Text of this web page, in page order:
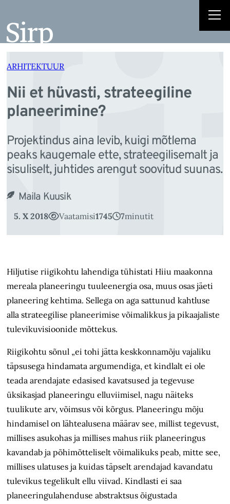
juurde
ARHITEKTUUR
Nii et hüvasti, strateegiline
planeerimine?
Projektindus aina levib, kuigi mõtlema
peaks kaugemale ette, strateegilisemalt ja
sisuliselt, juhtides arengut soovitud suunas.
Maila Kuusik
5. X 2018 Vaatamisi1745 7minutit
Hiljutise riigikohtu lahendiga tühistati Hiiu maakonna
mereala planeeringu tuuleenergia osa, muus osas jäeti
planeering kehtima. Sellega on aga sattunud kahtluse
alla strateegilise planeerimise võimalikkus ja pikaajaliste
tulevikuvisioonide mõttekus.
Riigikohtu sõnul „ei tohi jätta keskkonnamõju vajaliku
täpsusega hindamata argumendiga, et kindlalt ei ole
teada arendajate edasised kavatsused ja tegevuse
üksikasjad planeeringu elluviimisel, nagu näiteks
tuulikute arv, võimsus või kõrgus. Planeeringu mõju
hindamisel on lähtealusena määrav see, millist tegevust,
millises asukohas ja millises mahus riik planeeringus
kavandab ja põhimõtteliselt võimalikuks peab, mitte see,
millises ulatuses ja kuidas täpselt arendajad kavandatu
tulevikus tegelikult ellu viivad. Kindlasti ei saa
planeeringulahenduse abstraktsus õigustada